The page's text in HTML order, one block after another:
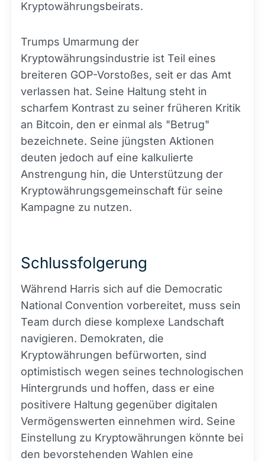
Kryptowährungsbeirats.
Trumps Umarmung der
Kryptowährungsindustrie ist Teil eines
breiteren GOP-Vorstoßes, seit er das Amt
verlassen hat. Seine Haltung steht in
scharfem Kontrast zu seiner früheren Kritik
an Bitcoin, den er einmal als "Betrug"
bezeichnete. Seine jüngsten Aktionen
deuten jedoch auf eine kalkulierte
Anstrengung hin, die Unterstützung der
Kryptowährungsgemeinschaft für seine
Kampagne zu nutzen.
Schlussfolgerung
Während Harris sich auf die Democratic
National Convention vorbereitet, muss sein
Team durch diese komplexe Landschaft
navigieren. Demokraten, die
Kryptowährungen befürworten, sind
optimistisch wegen seines technologischen
Hintergrunds und hoffen, dass er eine
positivere Haltung gegenüber digitalen
Vermögenswerten einnehmen wird. Seine
Einstellung zu Kryptowährungen könnte bei
den bevorstehenden Wahlen eine